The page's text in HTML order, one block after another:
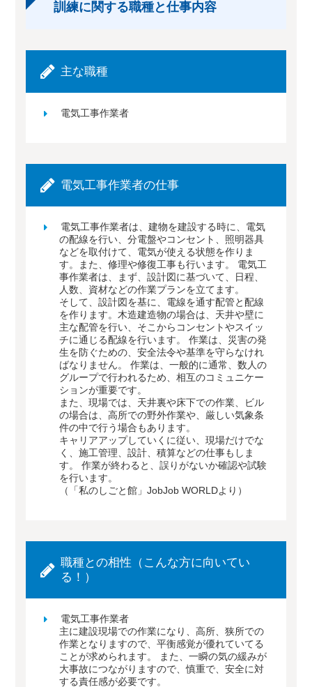
訓練に関する職種と仕事内容
主な職種
電気工事作業者
電気工事作業者の仕事
電気工事作業者は、建物を建設する時に、電気
の配線を行い、分電盤やコンセント、照明器具
などを取付けて、電気が使える状態を作りま
す。また、修理や修復工事も行います。 電気工
事作業者は、まず、設計図に基づいて、日程、
人数、資材などの作業プランを立てます。
そして、設計図を基に、電線を通す配管と配線
を作ります。木造建造物の場合は、天井や壁に
主な配管を行い、そこからコンセントやスイッ
チに通じる配線を行います。 作業は、災害の発
生を防ぐための、安全法令や基準を守らなけれ
ばなりません。 作業は、一般的に通常、数人の
グループで行われるため、相互のコミュニケー
ションが重要です。
また、現場では、天井裏や床下での作業、ビル
の場合は、高所での野外作業や、厳しい気象条
件の中で行う場合もあります。
キャリアアップしていくに従い、現場だけでな
く、施工管理、設計、積算などの仕事もしま
す。 作業が終わると、誤りがないか確認や試験
を行います。
（「私のしごと館」JobJob WORLDより）
職種との相性（こんな方に向いてい
る！）
電気工事作業者
主に建設現場での作業になり、高所、狭所での
作業となりますので、平衡感覚が優れていてる
ことが求められます。 また、一瞬の気の緩みが
大事故につながりますので、慎重で、安全に対
する責任感が必要です。